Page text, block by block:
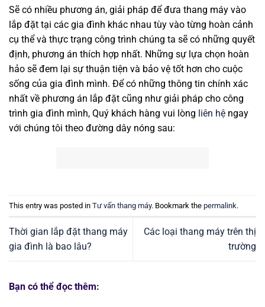
Sẽ có nhiều phương án, giải pháp để đưa thang máy vào
lắp đặt tại các gia đình khác nhau tùy vào từng hoàn cảnh
cụ thể và thực trạng công trình chúng ta sẽ có những quyết
định, phương án thích hợp nhất. Những sự lựa chọn hoàn
hảo sẽ đem lại sự thuận tiện và bảo vệ tốt hơn cho cuộc
sống của gia đình mình. Để có những thông tin chính xác
nhất về phương án lắp đặt cũng như giải pháp cho công
trình gia đình mình, Quý khách hàng vui lòng liên hệ ngay
với chúng tôi theo đường dây nóng sau:
This entry was posted in Tư vấn thang máy. Bookmark the permalink.
Thời gian lắp đặt thang máy
gia đình là bao lâu?
Các loại thang máy trên thị
trường
Bạn có thể đọc thêm: